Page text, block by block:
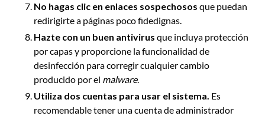
No hagas clic en enlaces sospechosos que puedan
redirigirte a páginas poco fidedignas.
Hazte con un buen antivirus que incluya protección
por capas y proporcione la funcionalidad de
desinfección para corregir cualquier cambio
producido por el malware.
Utiliza dos cuentas para usar el sistema. Es
recomendable tener una cuenta de administrador